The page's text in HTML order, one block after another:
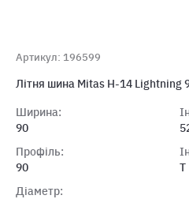
Артикул: 196599
Літня шина Mitas H-14 Lightning
Ширина:
90
Профіль:
90
Діаметр:
T